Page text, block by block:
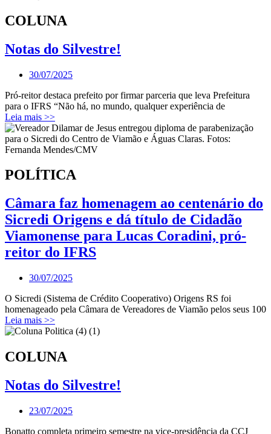
COLUNA
Notas do Silvestre!
30/07/2025
Pró-reitor destaca prefeito por firmar parceria que leva Prefeitura
para o IFRS “Não há, no mundo, qualquer experiência de
Leia mais >>
POLÍTICA
Câmara faz homenagem ao centenário do
Sicredi Origens e dá título de Cidadão
Viamonense para Lucas Coradini, pró-
reitor do IFRS
30/07/2025
O Sicredi (Sistema de Crédito Cooperativo) Origens RS foi
homenageado pela Câmara de Vereadores de Viamão pelos seus 100
Leia mais >>
COLUNA
Notas do Silvestre!
23/07/2025
Bonatto completa primeiro semestre na vice-presidência da CCJ